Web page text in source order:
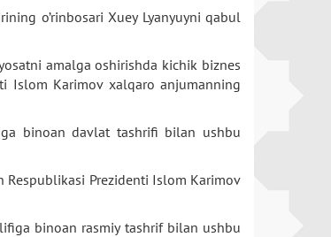
o’rinbosari Xuey Lyanyuyni qabul
amalga oshirishda kichik biznes
Islom Karimov xalqaro anjumanning
binoan davlat tashrifi bilan ushbu
Respublikasi Prezidenti Islom Karimov
binoan rasmiy tashrif bilan ushbu